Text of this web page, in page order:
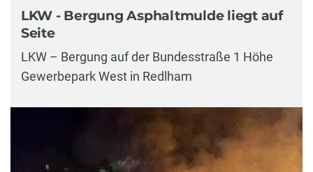
LKW - Bergung Asphaltmulde liegt auf
Seite
LKW – Bergung auf der Bundesstraße 1 Höhe
Gewerbepark West in Redlham